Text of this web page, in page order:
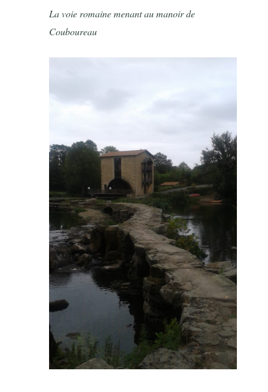
La voie romaine menant au manoir de
Couboureau